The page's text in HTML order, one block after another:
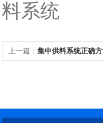
料系统
上一篇： 集中供料系统正确